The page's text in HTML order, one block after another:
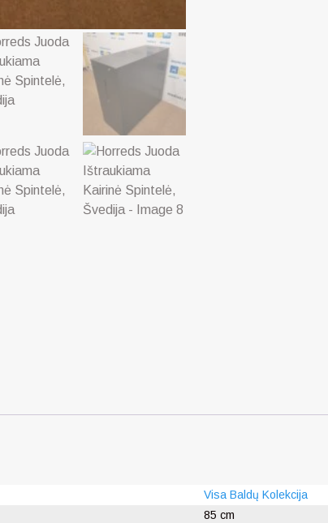
Visa Baldų Kolekcija
85 cm